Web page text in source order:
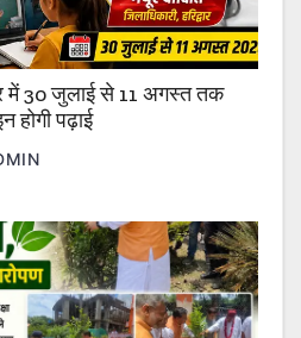
में 30 जुलाई से 11 अगस्त तक
पढ़ाई